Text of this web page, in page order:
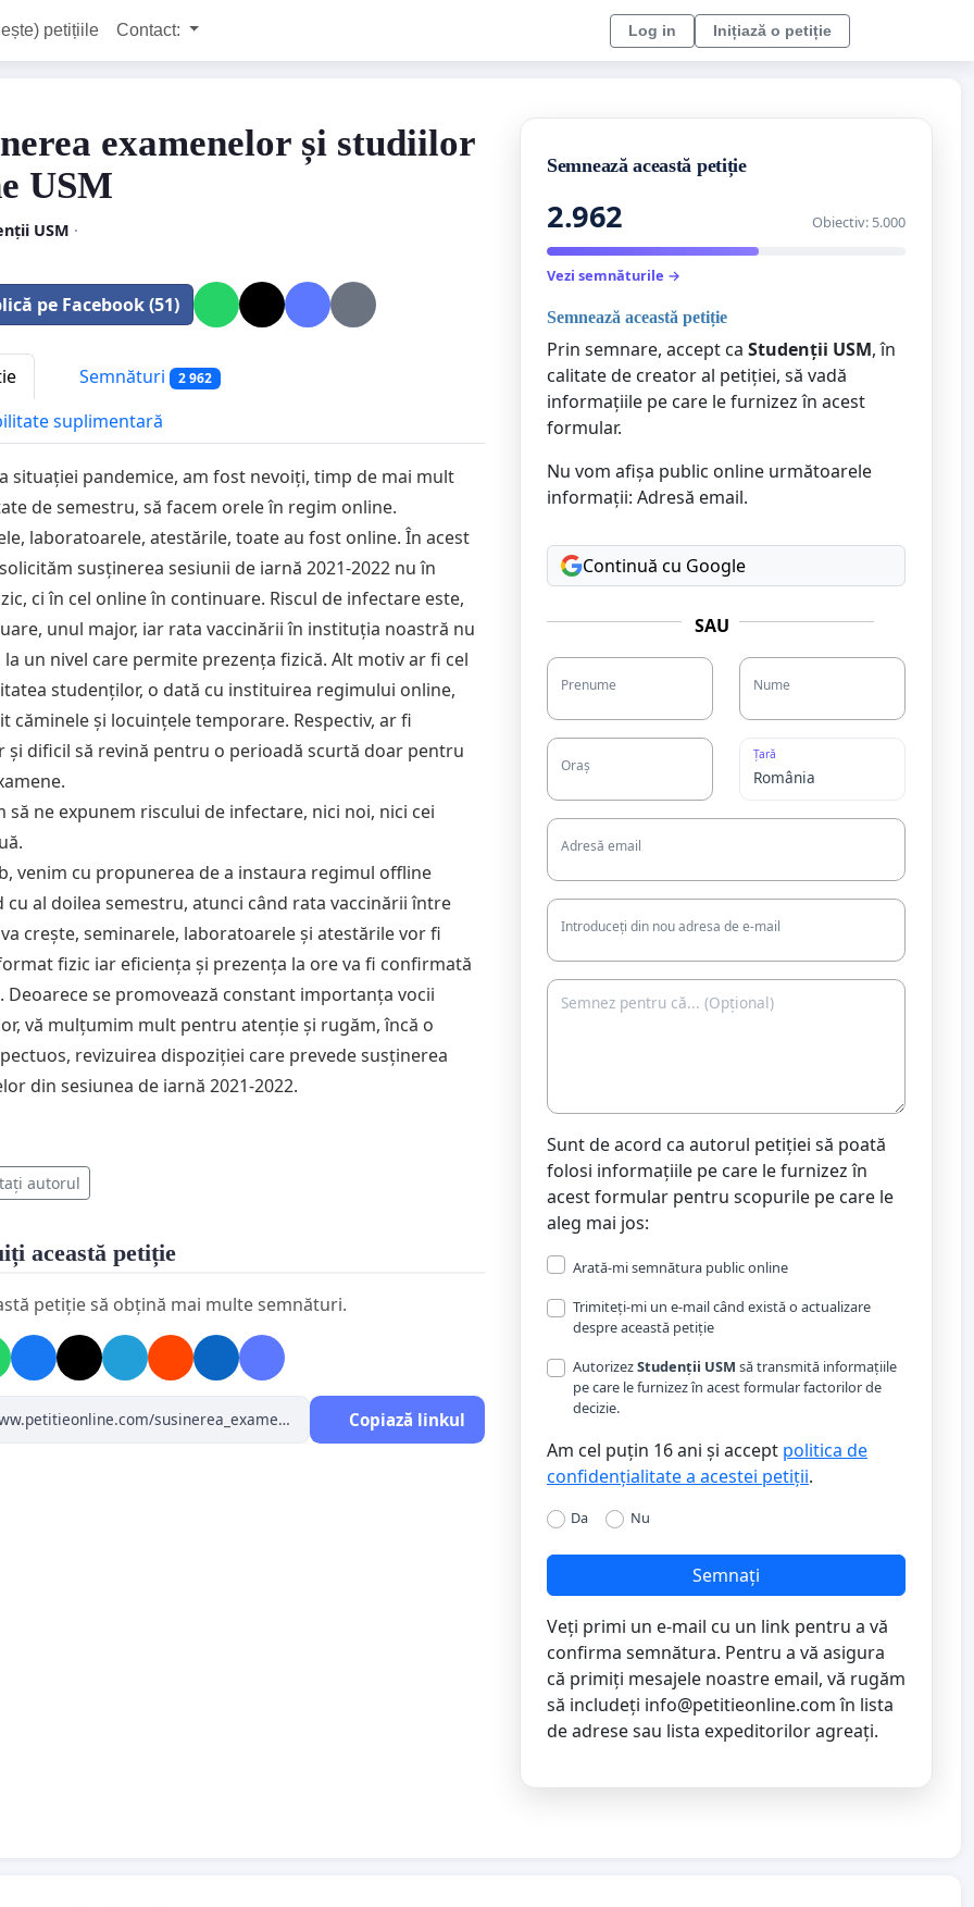
petițiile Contact: Log in Inițiază o petiție
examenelor și studiilor
USM
USM ·
pe Facebook (51)
Semnături 2 962
suplimentară
situației pandemice, am fost nevoiți, timp de mai mult
de semestru, să facem orele în regim online.
laboratoarele, atestările, toate au fost online. În acest
susținerea sesiunii de iarnă 2021-2022 nu în
ci în cel online în continuare. Riscul de infectare este,
unul major, iar rata vaccinării în instituția noastră nu
la un nivel care permite prezența fizică. Alt motiv ar fi cel
studenților, o dată cu instituirea regimului online,
căminele și locuințele temporare. Respectiv, ar fi
și dificil să revină pentru o perioadă scurtă doar pentru
să ne expunem riscului de infectare, nici noi, nici cei
venim cu propunerea de a instaura regimul offline
cu al doilea semestru, atunci când rata vaccinării între
crește, seminarele, laboratoarele și atestările vor fi
fizic iar eficiența și prezența la ore va fi confirmată
Deoarece se promovează constant importanța vocii
vă mulțumim mult pentru atenție și rugăm, încă o
revizuirea dispoziției care prevede susținerea
din sesiunea de iarnă 2021-2022.
autorul
această petiție
petiție să obțină mai multe semnături.
Copiază linkul
Semnează această petiție
2.962 Obiectiv: 5.000
Vezi semnăturile →
Semnează această petiție
Prin semnare, accept ca Studenții USM, în
calitate de creator al petiției, să vadă
informațiile pe care le furnizez în acest
formular.
Nu vom afișa public online următoarele
informații: Adresă email.
Continuă cu Google
SAU
Prenume Nume
Oraș
Țară
Adresă email
Introduceți din nou adresa de e-mail
Sunt de acord ca autorul petiției să poată
folosi informațiile pe care le furnizez în
acest formular pentru scopurile pe care le
aleg mai jos:
Arată-mi semnătura public online
Trimiteți-mi un e-mail când există o actualizare
despre această petiție
AutorizezStudenții USM să transmită informațiile
pe care le furnizez în acest formular factorilor de
decizie.
Am cel puțin 16 ani și accept politica de
confidențialitate a acestei petiții.
Da Nu
Semnați
Veți primi un e-mail cu un link pentru a vă
confirma semnătura. Pentru a vă asigura
că primiți mesajele noastre email, vă rugăm
să includeți info@petitieonline.comîn lista
de adrese sau lista expeditorilor agreați.